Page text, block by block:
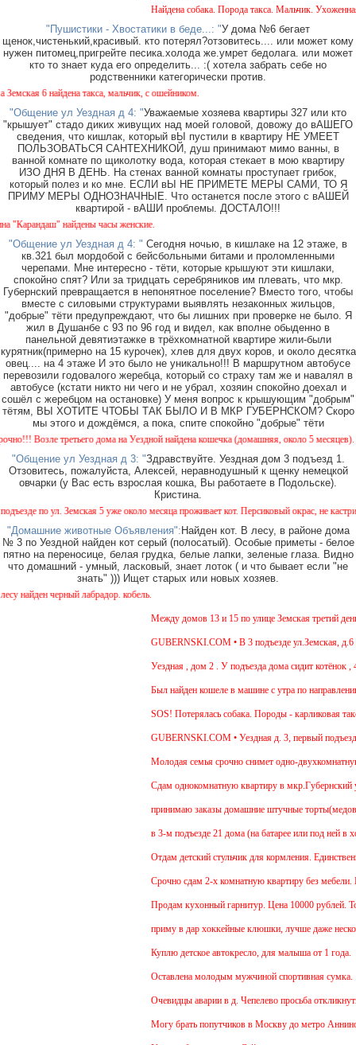
Найдена собака. Порода такса. Мальчик.
"Пушистики - Хвостатики в беде...: "У дома №6 бегает
щенок,чистенький,красивый. кто потерял?отзовитесь.... или может кому
нужен питомец,пригрейте песика.холода же.умрет бедолага. или может
кто то знает куда его определить... :( хотела забрать себе но
родственники категорически против.
6 найдена такса, мальчик, с ошейником.
"Общение ул Уездная д 4: "Уважаемые хозяева квартиры 327 или кто
"крышует" стадо диких живущих над моей головой, довожу до вАШЕГО
сведения, что кишлак, который вЫ пустили в квартиру НЕ УМЕЕТ
ПОЛЬЗОВАТЬСЯ САНТЕХНИКОЙ, душ принимают мимо ванны, в
ванной комнате по щиколотку вода, которая стекает в мою квартиру
ИЗО ДНЯ В ДЕНЬ. На стенах ванной комнаты проступает грибок,
который полез и ко мне. ЕСЛИ вЫ НЕ ПРИМЕТЕ МЕРЫ САМИ, ТО Я
ПРИМУ МЕРЫ ОДНОЗНАЧНЫЕ. Что останется после этого с вАШЕЙ
квартирой - вАШИ проблемы. ДОСТАЛО!!!
найдены часы женские.
"Общение ул Уездная д 4: " Сегодня ночью, в кишлаке на 12 этаже, в
кв.321 был мордобой с бейсбольными битами и проломленными
черепами. Мне интересно - тёти, которые крышуют эти кишлаки,
спокойно спят? Или за тридцать серебряников им плевать, что мкр.
Губернский превращается в непонятное поселение? Вместо того, чтобы
вместе с силовыми структурами выявлять незаконных жильцов,
"добрые" тёти предупреждают, что бы лишних при проверке не было. Я
жил в Душанбе с 93 по 96 год и видел, как вполне обыденно в
панельной девятиэтажке в трёхкомнатной квартире жили-были
курятник(примерно на 15 курочек), хлев для двух коров, и около десятка
овец.... на 4 этаже И это было не уникально!!! В маршрутном автобусе
перевозили годовалого жеребца, который со страху там же и навалял в
автобусе (кстати никто ни чего и не убрал, хозяин спокойно доехал и
сошёл с жеребцом на остановке) У меня вопрос к крышующим "добрым"
тётям, ВЫ ХОТИТЕ ЧТОБЫ ТАК БЫЛО И В МКР ГУБЕРНСКОМ? Скоро
мы этого и дождёмся, а пока, спите спокойно "добрые" тёти
Возле третьего дома на Уездной найдена кошечка (домашняя, около 5 месяцев).
"Общение ул Уездная д 3: "Здравствуйте. Уездная дом 3 подъезд 1.
Отзовитесь, пожалуйста, Алексей, неравнодушный к щенку немецкой
овчарки (у Вас есть взрослая кошка, Вы работаете в Подольске).
Кристина.
по ул. Земская 5 уже около месяца проживает кот. Персиковый окрас, не
"Домашние животные Объявления": Найден кот. В лесу, в районе дома
№ 3 по Уездной найден кот серый (полосатый). Особые приметы - белое
пятно на переносице, белая грудка, белые лапки, зеленые глаза. Видно
что домашний - умный, ласковый, знает лоток ( и что бывает если "не
знать" ))) Ищет старых или новых хозяев.
черный лабрадор. кобель.
Между домов 13 и 15 по улице Земская третий день
GUBERNSKI.COM • В 3 подъезде ул.Земская, д.6
Уездная , дом 2 . У подъезда дома сидит котёнок ,
Был найден кошеле в машине с утра по
SOS! Потерялась собака. Породы - карликовая
GUBERNSKI.COM • Уездная д. 3, первый
Молодая семья срочно снимет одно-
Cдам однокомнатную квартиру в мкр.Губернский
принимаю заказы домашние штучные
в 3-м подъезде 21 дома (на батарее или под ней в
Отдам детский стульчик для кормления.
Срочно сдам 2-х комнатную квартиру без мебели.
Продам кухонный гарнитур. Цена 10000 рублей.
приму в дар хоккейные клюшки, лучше даже
Куплю детское автокресло, для малыша от 1 года.
Оставлена молодым мужчиной спортивная сумка.
Очевидцы аварии в д. Чепелево просьба
Могу брать попутчиков в Москву до метро